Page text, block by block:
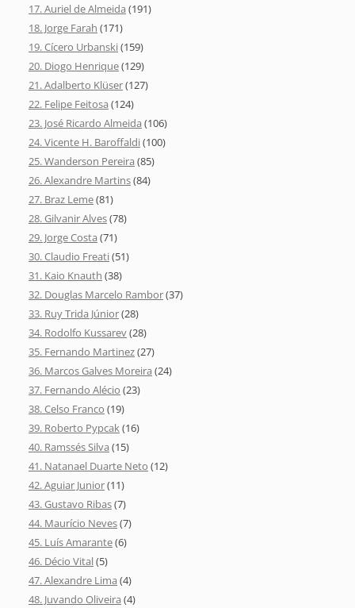
17. Auriel de Almeida (191)
18. Jorge Farah (171)
19. Cícero Urbanski(159)
20. Diogo Henrique(129)
21. Adalberto Klüser(127)
22. Felipe Feitosa (124)
23. José Ricardo Almeida (106)
24. Vicente H. Baroffaldi(100)
25. Wanderson Pereira (85)
26. Alexandre Martins(84)
27. Braz Leme(81)
28. Gilvanir Alves(78)
29. Jorge Costa (71)
30. Claudio Freati(51)
31. Kaio Knauth (38)
32. Douglas Marcelo Rambor(37)
33. Ruy Trida Júnior(28)
34. Rodolfo Kussarev(28)
35. Fernando Martinez(27)
36. Marcos Galves Moreira (24)
37. Fernando Alécio (23)
38. Celso Franco (19)
39. Roberto Pypcak(16)
40. Ramssés Silva (15)
41. Natanael Duarte Neto (12)
42. Aguiar Junior(11)
43. Gustavo Ribas(7)
44. Maurício Neves(7)
45. Luís Amarante(6)
46. Décio Vital(5)
47. Alexandre Lima (4)
48. Juvando Oliveira (4)